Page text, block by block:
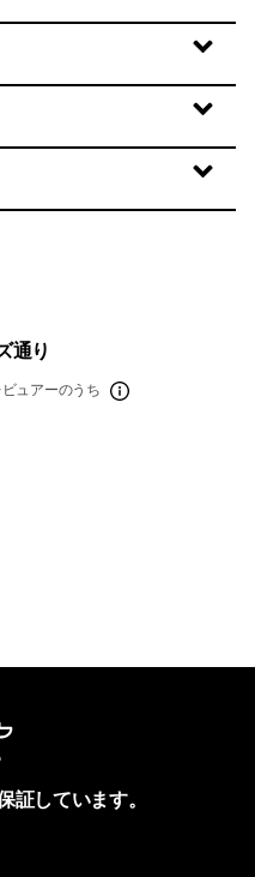
通り
ュアーのうち
証しています。